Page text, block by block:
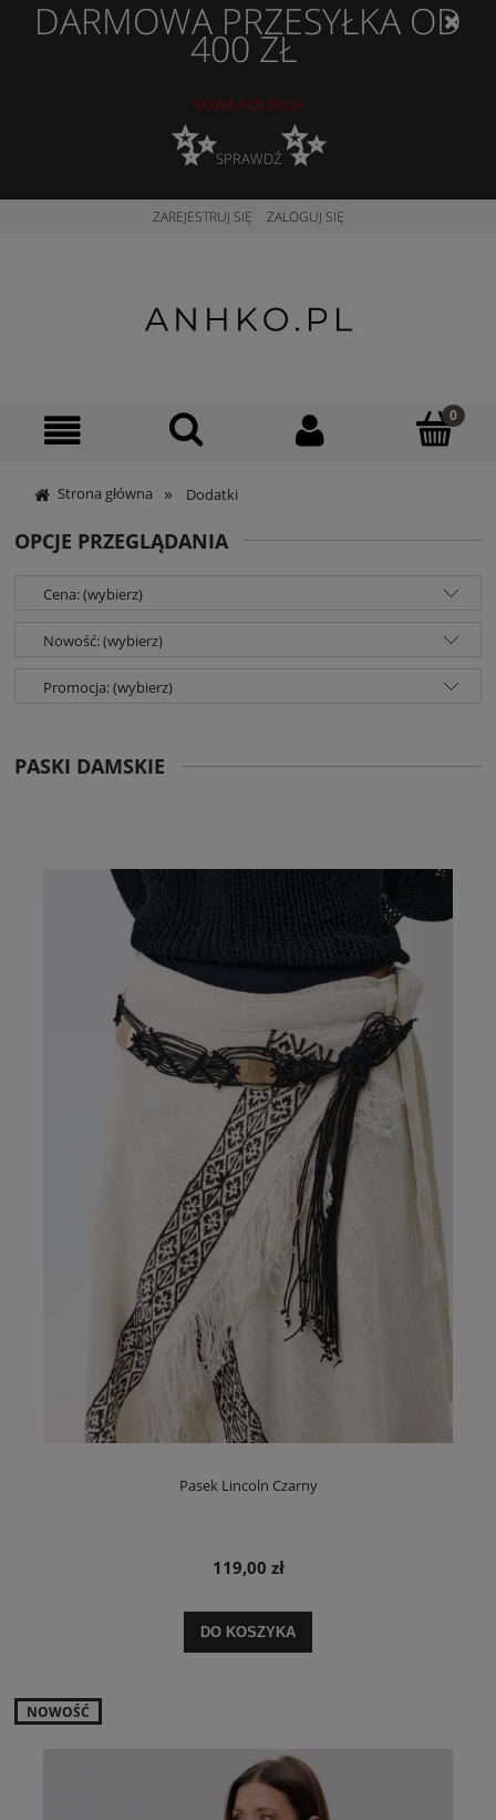
DARMOWA PRZESYŁKA OD
400 ZŁ
NOWA KOLEKCJA
✨SPRAWDŹ✨
ZAREJESTRUJ SIĘ ZALOGUJ SIĘ
Strona główna » Dodatki
OPCJE PRZEGLĄDANIA
Cena: (wybierz)
Nowość: (wybierz)
Promocja: (wybierz)
PASKI DAMSKIE
Pasek Lincoln Czarny
119,00 zł
DO KOSZYKA
NOWOŚĆ